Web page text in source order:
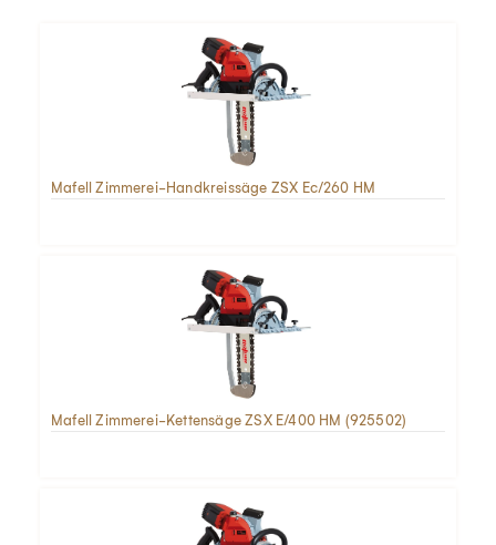
Mafell Zimmerei-Handkreissäge ZSX Ec/260 HM
Mafell Zimmerei-Kettensäge ZSX E/400 HM (925502)